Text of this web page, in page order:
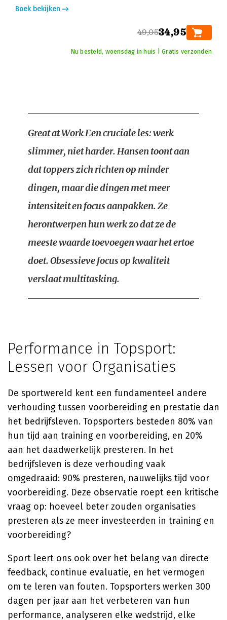
Boek bekijken
49,0534,95
Nu besteld, woensdag in huis | Gratis verzonden
Great at WorkEen cruciale les: werk
slimmer, niet harder. Hansen toont aan
dat toppers zich richten op minder
dingen, maar die dingen met meer
intensiteit en focus aanpakken. Ze
herontwerpen hun werk zo dat ze de
meeste waarde toevoegen waar het ertoe
doet. Obsessieve focus op kwaliteit
verslaat multitasking.
Performance in Topsport:
Lessen voor Organisaties
De sportwereld kent een fundamenteel andere
verhouding tussen voorbereiding en prestatie dan
het bedrijfsleven. Topsporters besteden 80% van
hun tijd aan training en voorbereiding, en 20%
aan het daadwerkelijk presteren. In het
bedrijfsleven is deze verhouding vaak
omgedraaid: 90% presteren, nauwelijks tijd voor
voorbereiding. Deze observatie roept een kritische
vraag op: hoeveel beter zouden organisaties
presteren als ze meer investeerden in training en
voorbereiding?
Sport leert ons ook over het belang van directe
feedback, continue evaluatie, en het vermogen
om te leren van fouten. Topsporters werken 300
dagen per jaar aan het verbeteren van hun
performance, analyseren elke wedstrijd, elke